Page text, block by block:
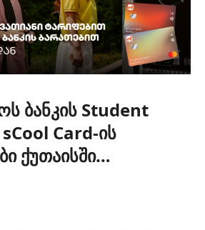
ბანკის Student
Card-ის
ქუთაისში